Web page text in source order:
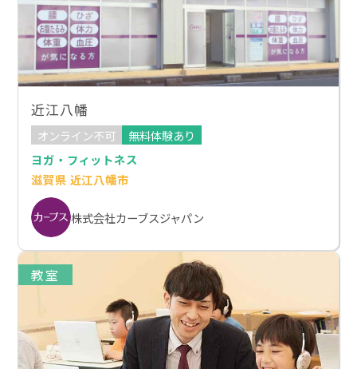
近江八幡
オンライン不可
無料体験あり
ヨガ・フィットネス
滋賀県 近江八幡市
株式会社カーブスジャパン
教室